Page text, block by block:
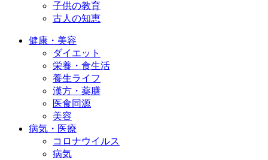
子供の教育
古人の知恵
健康・美容
ダイエット
栄養・食生活
養生ライフ
漢方・薬膳
医食同源
美容
病気・医療
コロナウイルス
病気